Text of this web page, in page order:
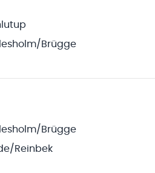
Brügge
Brügge
Reinbek